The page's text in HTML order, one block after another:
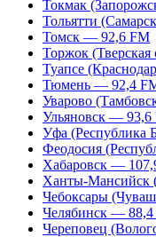
Токмак
Тольятти
Томск — 92,6 FM
Торжок
Туапсе
Тюмень — 92,4
Уварово
Ульяновск — 93,6
Уфа (Республика
Феодосия
Хабаровск —
Ханты-
Чебоксары
Челябинск —
Череповец